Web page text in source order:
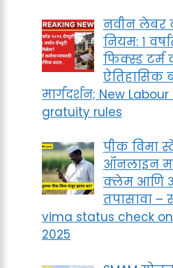
नवीन लेबर
नियम: १
फिक्स्ड टर्म
ऐतिहासिक
मार्गदर्शन; New
gratuity rules
पीक विमा
ऑनलाइन
क्लेम आणि
तपासावा –
vima status check
2025